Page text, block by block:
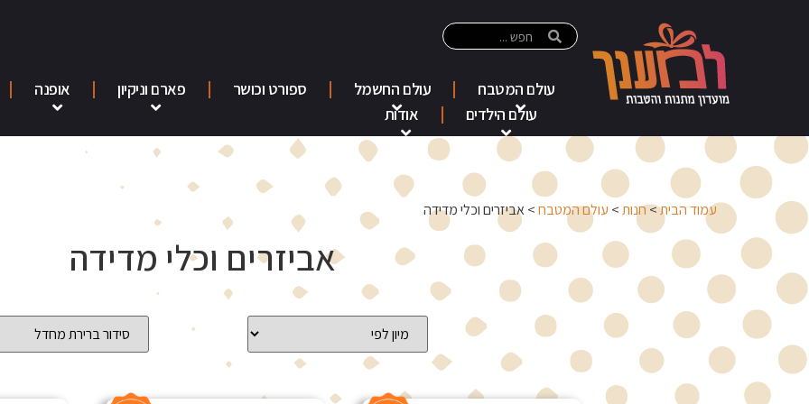
עולם המטבח עולם החשמל ספורט וכושר פארם וניקיון אופנה
עולם הילדים
אודות
עמוד הבית>חנות> עולם המטבח> אביזרים וכלי מדידה
אביזרים וכלי מדידה